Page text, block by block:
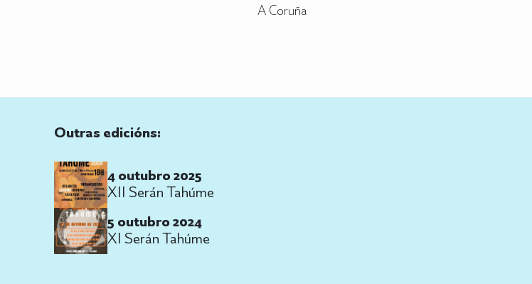
A Coruña
Outras edicións:
4 outubro 2025
XII Serán Tahúme
5 outubro 2024
XI Serán Tahúme